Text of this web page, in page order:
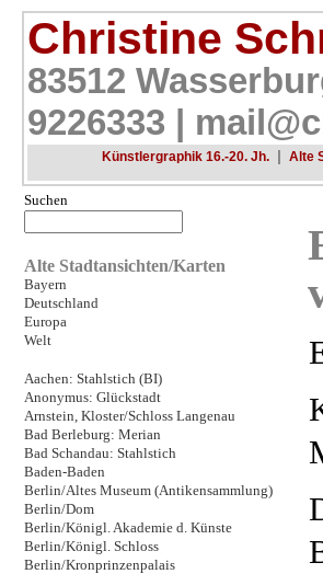
Christine
83512
9226333 |
Künstlergraphik 16.-20. Jh. | Alte
Suchen
Alte Stadtansichten/Karten
Bayern
Deutschland
Europa
Welt
Aachen: Stahlstich (BI)
Anonymus: Glückstadt
Arnstein, Kloster/Schloss Langenau
Bad Berleburg: Merian
Bad Schandau: Stahlstich
Baden-Baden
Berlin/Altes Museum (Antikensammlung)
Berlin/Dom
Berlin/Königl. Akademie d. Künste
Berlin/Königl. Schloss
Berlin/Kronprinzenpalais